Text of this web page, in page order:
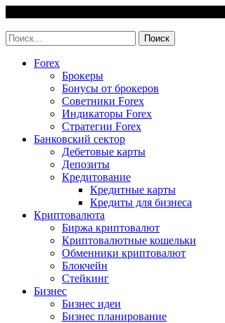
content
Найти:
Forex
Брокеры
Бонусы от брокеров
Советники Forex
Индикаторы Forex
Стратегии Forex
Банковский сектор
Дебетовые карты
Депозиты
Кредитование
Кредитные карты
Кредиты для бизнеса
Криптовалюта
Биржа криптовалют
Криптовалютные кошельки
Обменники криптовалют
Блокчейн
Стейкинг
Бизнес
Бизнес идеи
Бизнес планирование